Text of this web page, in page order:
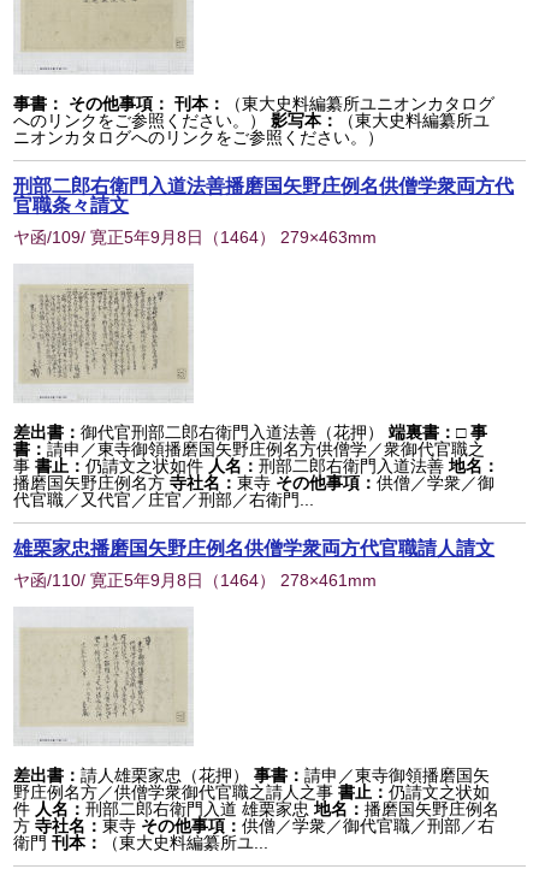
事書： その他事項： 刊本：
（東大史料編纂所ユニオンカタログ
へのリンクをご参照ください。）
影写本：
（東大史料編纂所ユ
ニオンカタログへのリンクをご参照ください。）
刑部二郎右衛門入道法善播磨国矢野庄例名供僧学衆両方代
官職条々請文
ヤ函/109/ 寛正5年9月8日 （1464） 279×463mm
差出書：御代官刑部二郎右衛門入道法善（花押） 端裏書：□ 事
書：請申／東寺御領播磨国矢野庄例名方供僧学／衆御代官職之
事書止：仍請文之状如件 人名：刑部二郎右衛門入道法善 地名：
播磨国矢野庄例名方 寺社名：東寺 その他事項：供僧／学衆／御
代官職／又代官／庄官／刑部／右衛門...
雄栗家忠播磨国矢野庄例名供僧学衆両方代官職請人請文
ヤ函/110/ 寛正5年9月8日 （1464） 278×461mm
差出書：請人雄栗家忠（花押） 事書：請申／東寺御領播磨国矢
野庄例名方／供僧学衆御代官職之請人之事書止：仍請文之状如
件 人名：刑部二郎右衛門入道 雄栗家忠 地名：播磨国矢野庄例名
方 寺社名：東寺 その他事項：供僧／学衆／御代官職／刑部／右
衛門刊本： （東大史料編纂所ユ...